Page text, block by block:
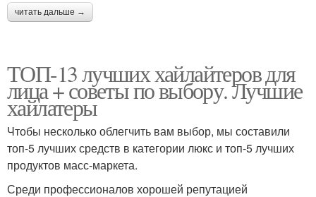
читать дальше →
ТОП-13 лучших хайлайтеров для
лица + советы по выбору. Лучшие
хайлатеры
Чтобы несколько облегчить вам выбор, мы составили
топ-5 лучших средств в категории люкс и топ-5 лучших
продуктов масс-маркета.
Среди профессионалов хорошей репутацией